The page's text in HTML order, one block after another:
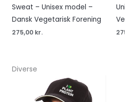
Sweat – Unisex model –
Dansk Vegetarisk Forening
275,00 kr.
Diverse